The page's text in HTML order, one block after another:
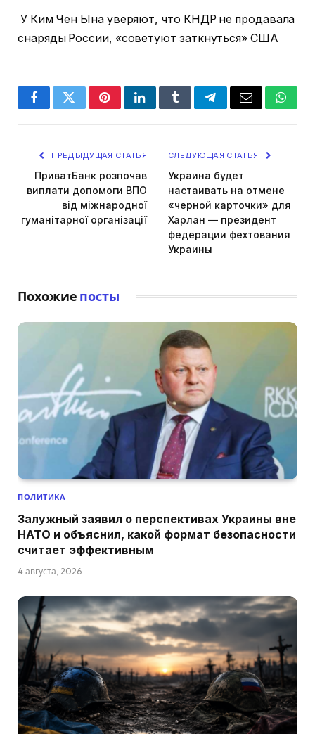
У Ким Чен Ына уверяют, что КНДР не продавала
снаряды России, «советуют заткнуться» США
FacebookTwitterPinterestLinkedInTumblrTelegramEmail
ПРЕДЫДУЩАЯ СТАТЬЯ
ПриватБанк розпочав
виплати допомоги ВПО
від міжнародної
гуманітарної організації
СЛЕДУЮЩАЯ СТАТЬЯ
Украина будет
настаивать на отмене
«черной карточки» для
Харлан — президент
федерации фехтования
Украины
Похожие посты
ПОЛИТИКА
Залужный заявил о перспективах Украины вне
НАТО и объяснил, какой формат безопасности
считает эффективным
4 августа, 2026